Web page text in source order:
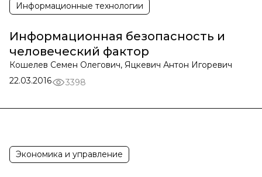
Информационные технологии
Информационная безопасность и
человеческий фактор
Кошелев Семен Олегович, Яцкевич Антон Игоревич
22.03.2016
3398
Экономика и управление